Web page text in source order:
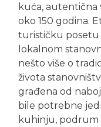
kuća, autentična
oko 150 godina.
turističku posetu
lokalnom
nešto više o
života
građena od
bile potrebne
kuhinju, podrum